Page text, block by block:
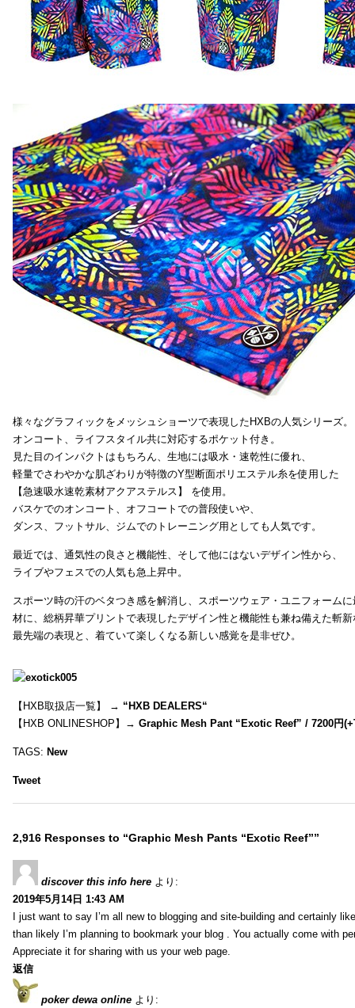
様々なグラフィックをメッシュショーツで表現したHXBの人気シリーズ。
オンコート、ライフスタイル共に対応するポケット付き。
見た目のインパクトはもちろん、生地には吸水・速乾性に優れ、
軽量でさわやかな肌ざわりが特徴のY型断面ポリエステル糸を使用した
【急速吸水速乾素材アクアステルス】 を使用。
バスケでのオンコート、オフコートでの普段使いや、
ダンス、フットサル、ジムでのトレーニング用としても人気です。
最近では、通気性の良さと機能性、そして他にはないデザイン性から、
ライブやフェスでの人気も急上昇中。
スポーツ時の汗のベタつき感を解消し、スポーツウェア・ユニフォーム
材に、総柄昇華プリントで表現したデザイン性と機能性も兼ね備えた斬
最先端の表現と、着ていて楽しくなる新しい感覚を是非ぜひ。
【HXB取扱店一覧】 → “HXB DEALERS“
【HXB ONLINESHOP】→ Graphic Mesh Pant “Exotic Reef” / 7200円
TAGS: New
Tweet
2,916 Responses to “Graphic Mesh Pants “Exotic Reef””
discover this info here より:
2019年5月14日 1:43 AM
I just want to say I’m all new to blogging and site-building and certainly
than likely I’m planning to bookmark your blog . You actually come with
Appreciate it for sharing with us your web page.
返信
poker dewa online より: